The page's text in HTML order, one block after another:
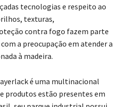
tecnologias e respeito ao
texturas,
contra fogo fazem parte
a preocupação em atender a
à madeira.
é uma multinacional
produtos estão presentes em